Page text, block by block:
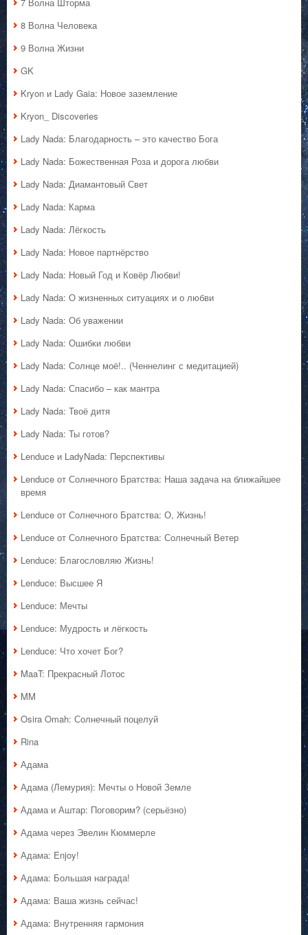
8 Волна Человека
9 Волна Жизни
GK
Kryon и Lady Gaia: Новое заземление
Kryon_ Discoveries
Lady Nada: Благодарность – это качество Бога
Lady Nada: Божественная Роза и дорога любви
Lady Nada: Диамантовый Свет
Lady Nada: Карма
Lady Nada: Лёгкость
Lady Nada: Новое партнёрство
Lady Nada: Новый Год и Ковёр Любви!
Lady Nada: О жизненных ситуациях и о любви
Lady Nada: Об уважении
Lady Nada: Ошибки любви
Lady Nada: Солнце моё!.. (Ченнелинг с медитацией)
Lady Nada: Спасибо – как мантра
Lady Nada: Твоё дитя
Lady Nada: Ты готов?
Lenduce и LadyNada: Перспективы
Lenduce от Солнечного Братства: Наша задача на ближайшее
время
Lenduce от Солнечного Братства: О, Жизнь!
Lenduce от Солнечного Братства: Солнечный Ветер
Lenduce: Благословляю Жизнь!
Lenduce: Высшее Я
Lenduce: Мечты
Lenduce: Мудрость и лёгкость
Lenduce: Что хочет Бог?
MaaT: Прекрасный Лотос
MM
Osira Omah: Солнечный поцелуй
Rina
Адама
Адама (Лемурия): Мечты о Новой Земле
Адама и Аштар: Поговорим? (серьёзно)
Адама через Эвелин Кюммерле
Адама: Enjoy!
Адама: Большая награда!
Адама: Ваша жизнь сейчас!
Адама: Внутренняя гармония